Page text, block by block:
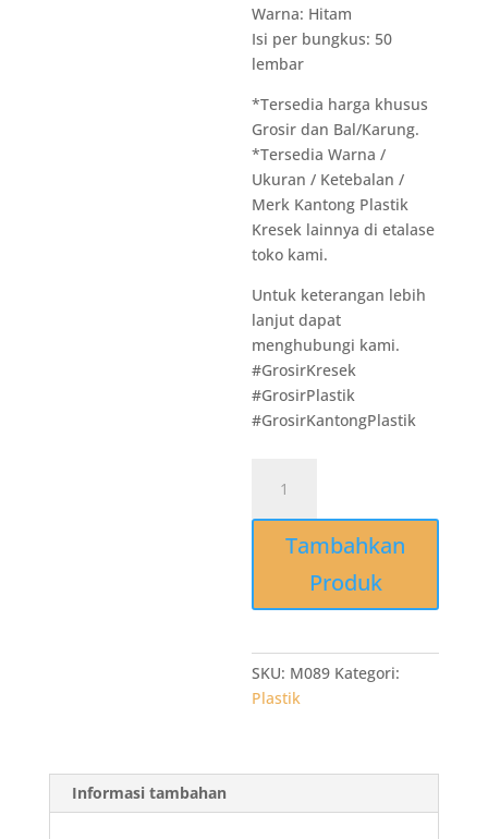
Warna: Hitam
Isi per bungkus: 50
lembar
*Tersedia harga khusus
Grosir dan Bal/Karung.
*Tersedia Warna /
Ukuran / Ketebalan /
Merk Kantong Plastik
Kresek lainnya di etalase
toko kami.
Untuk keterangan lebih
lanjut dapat
menghubungi kami.
#GrosirKresek
#GrosirPlastik
#GrosirKantongPlastik
M089
Grosir
Kantong
40
x
isi
Tambahkan
Produk
SKU: M089 Kategori:
Plastik
Informasi tambahan